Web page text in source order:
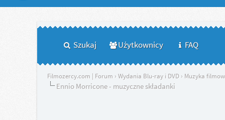
Szukaj Użytkownicy FAQ
Filmozercy.com | Forum › Wydania Blu-ray i DVD› Muzyka
Ennio Morricone - muzyczne składanki